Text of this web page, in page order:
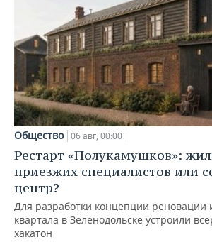
Общество 06 авг, 00:00
Рестарт «Полукамушков»:
приезжих специалистов или
центр?
Для разработки концепции реновации
квартала в Зеленодольске устроили
хакатон